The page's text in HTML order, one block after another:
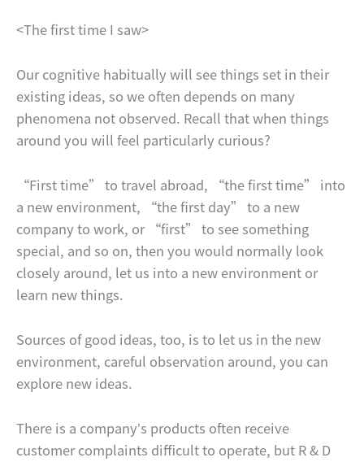
<The first time I saw>
Our cognitive habitually will see things set in their
existing ideas, so we often depends on many
phenomena not observed. Recall that when things
around you will feel particularly curious?
“First time” to travel abroad, “the first time” into
a new environment, “the first day” to a new
company to work, or “first” to see something
special, and so on, then you would normally look
closely around, let us into a new environment or
learn new things.
Sources of good ideas, too, is to let us in the new
environment, careful observation around, you can
explore new ideas.
There is a company’s products often receive
customer complaints difficult to operate, but R & D